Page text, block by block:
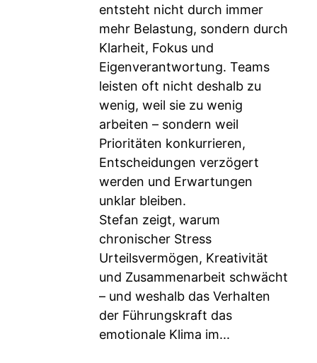
entsteht nicht durch immer
mehr Belastung, sondern durch
Klarheit, Fokus und
Eigenverantwortung. Teams
leisten oft nicht deshalb zu
wenig, weil sie zu wenig
arbeiten – sondern weil
Prioritäten konkurrieren,
Entscheidungen verzögert
werden und Erwartungen
unklar bleiben.
Stefan zeigt, warum
chronischer Stress
Urteilsvermögen, Kreativität
und Zusammenarbeit schwächt
– und weshalb das Verhalten
der Führungskraft das
emotionale Klima im...